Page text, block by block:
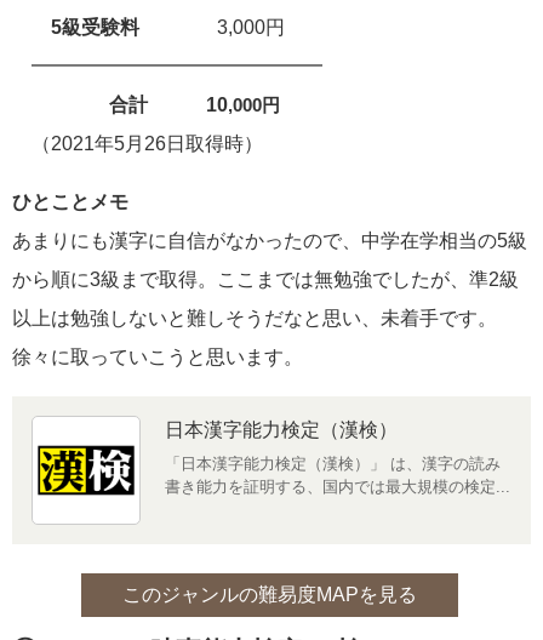
5級受験料3,000円
━━━━━━━━━━━━━━━
合計 10,000円
（2021年5月26日取得時）
ひとことメモ
あまりにも漢字に自信がなかったので、中学在学相当の5級
から順に3級まで取得。ここまでは無勉強でしたが、準2級
以上は勉強しないと難しそうだなと思い、未着手です。
徐々に取っていこうと思います。
日本漢字能力検定（漢検）
「日本漢字能力検定（漢検）」 は、漢字の読み
書き能力を証明する、国内では最大規模の検定...
このジャンルの難易度MAPを見る